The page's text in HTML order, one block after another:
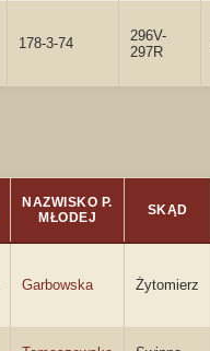
178-3-74
296V-
297R
NAZWISKO P.
MŁODEJ
SKĄD
Garbowska Żytomierz